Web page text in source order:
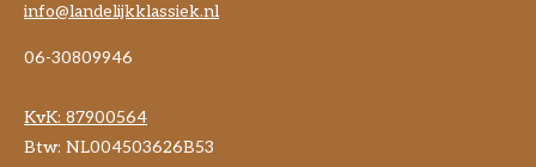
info@landelijkklassiek.nl
06-30809946
KvK: 87900564
Btw: NL004503626B53